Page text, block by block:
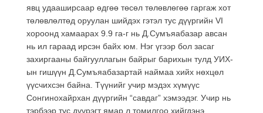
явц удааширсаар өдгөө төсөл төлөвлөгөө гаргаж хот
төлөвлөлтөд оруулан шийдэх гэтэл тус дүүргийн VI
хороонд хамаарах 9.9 га-г нь Д.Сумъяабазар авсан
нь ил гараад ирсэн байх юм. Нэг үгээр бол засаг
захиргааны байгууллагын байрыг барихын тулд УИХ-
ын гишүүн Д.Сумъяабазартай наймаа хийх нөхцөл
үүсчихсэн байна. Түүнийг учир мэдэх хүмүүс
Сонгинохайрхан дүүргийн “савдаг” хэмээдэг. Учир нь
тэрбээр тус дүүрэгт ямар л томилгоо хийгдэнэ